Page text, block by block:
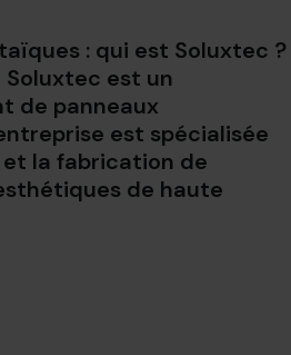
: qui est Soluxtec ?
Soluxtec est un
de panneaux
est spécialisée
la fabrication de
de haute